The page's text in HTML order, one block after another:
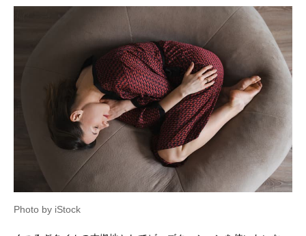
Photo by iStock